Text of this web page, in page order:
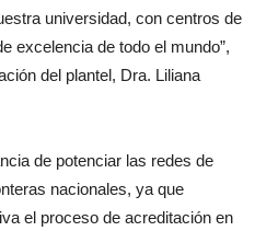
universidad, con centros de
excelencia de todo el mundo”,
del plantel, Dra. Liliana
de potenciar las redes de
nacionales, ya que
el proceso de acreditación en